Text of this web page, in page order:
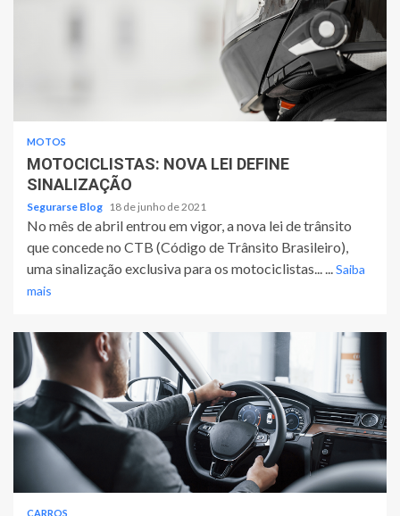
MOTOS
MOTOCICLISTAS: NOVA LEI DEFINE
SINALIZAÇÃO
Segurarse Blog 18 de junho de 2021
No mês de abril entrou em vigor, a nova lei de trânsito
que concede no CTB (Código de Trânsito Brasileiro),
uma sinalização exclusiva para os motociclistas... ...Saiba
mais
CARROS